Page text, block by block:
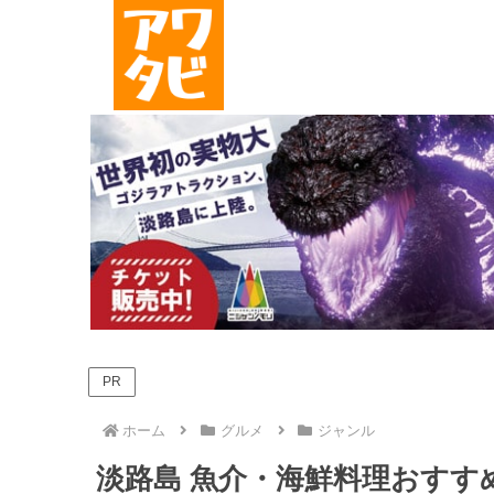
PR
ホーム グルメ ジャンル
淡路島 魚介・海鮮料理おすす